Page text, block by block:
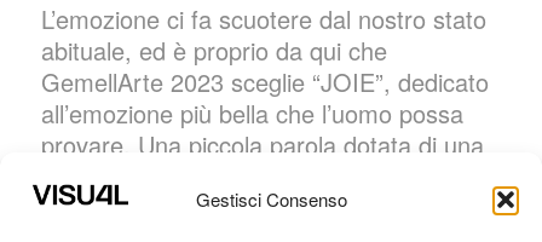
Gestisci Consenso
L’emozione ci fa scuotere dal nostro stato
abituale, ed è proprio da qui che
GemellArte 2023 sceglie “JOIE”, dedicato
all’emozione più bella che l’uomo possa
provare. Una piccola parola dotata di una
forza incontenibile, capace di muovere
ogni cosa, condizionando inevitabilmente il